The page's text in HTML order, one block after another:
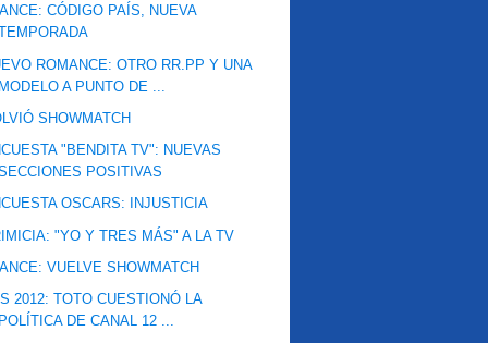
CÓDIGO PAÍS, NUEVA
ROMANCE: OTRO RR.PP Y UNA
A PUNTO DE ...
SHOWMATCH
"BENDITA TV": NUEVAS
POSITIVAS
OSCARS: INJUSTICIA
"YO Y TRES MÁS" A LA TV
VUELVE SHOWMATCH
2012: TOTO CUESTIONÓ LA
DE CANAL 12 ...